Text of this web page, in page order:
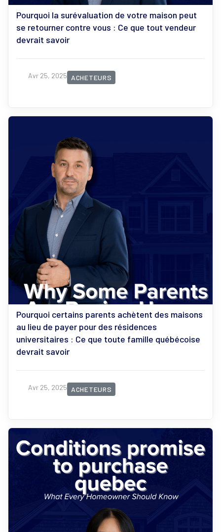
Pourquoi la surévaluation de votre maison peut
se retourner contre vous : Ce que tout vendeur
devrait savoir
Avr 25, 2025 ACHETEURS
Pourquoi certains parents achètent des maisons
au lieu de payer pour des résidences
universitaires : Ce que toute famille québécoise
devrait savoir
Avr 25, 2025 ACHETEURS